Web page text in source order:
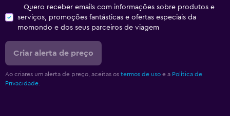
Quero receber emails com informações sobre produtos e
serviços, promoções fantásticas e ofertas especiais da
momondo e dos seus parceiros de viagem
Criar alerta de preço
Ao criares um alerta de preço, aceitas os termos de uso e a Política de
Privacidade.